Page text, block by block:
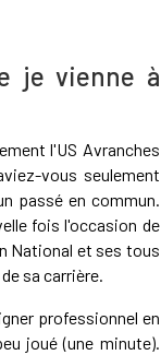
je vienne à
l'US Avranches
vous seulement
passé en commun.
fois l'occasion de
National et ses tous
sa carrière.
professionnel en
joué (une minute).